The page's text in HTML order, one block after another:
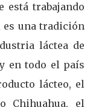
está trabajando
es una tradición
láctea de
en todo el país
lácteo, el
Chihuahua, el